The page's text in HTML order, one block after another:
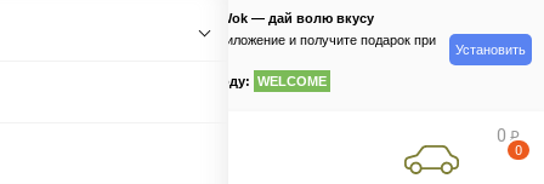
PizzaSushiWok — дай волю вкусу
Скачайте приложение и получите подарок при
по промокоду: WELCOME
Установить
0 руб
0